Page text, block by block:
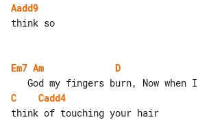
Aadd9
think so
Em7 Am
D
C
Cadd4